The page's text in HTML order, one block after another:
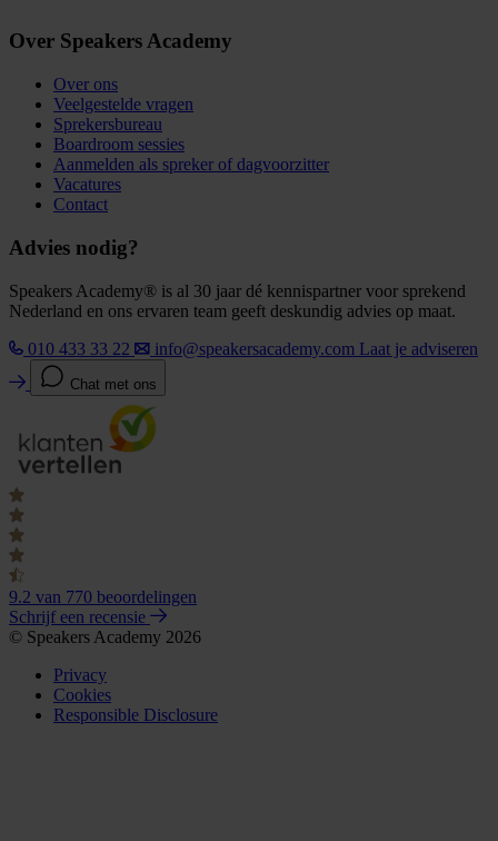
Over Speakers Academy
Over ons
Veelgestelde vragen
Sprekersbureau
Boardroom sessies
Aanmelden als spreker of dagvoorzitter
Vacatures
Contact
Advies nodig?
Speakers Academy® is al 30 jaar dé kennispartner voor sprekend
Nederland en ons ervaren team geeft deskundig advies op maat.
010 433 33 22
info@speakersacademy.com Laat je adviseren
Chat met ons
9.2 van 770 beoordelingen
Schrijf een recensie
© Speakers Academy 2026
Privacy
Cookies
Responsible Disclosure